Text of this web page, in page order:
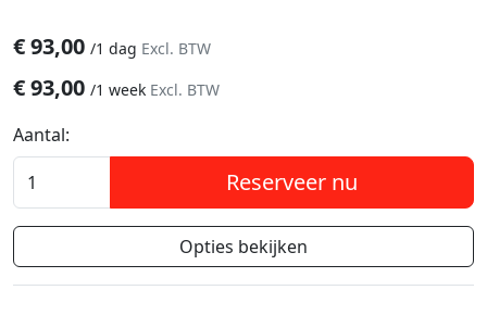
€93,00 /1 dag Excl. BTW
€93,00 /1 week Excl. BTW
Aantal:
Reserveer nu
Opties bekijken